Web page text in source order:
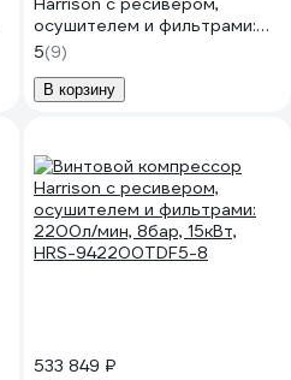
осушителем и фильтрами:
1600л/мин, 16бар, 15кВ HRS-
941600TDF5-16
5(9)
В корзину
533 849 ₽